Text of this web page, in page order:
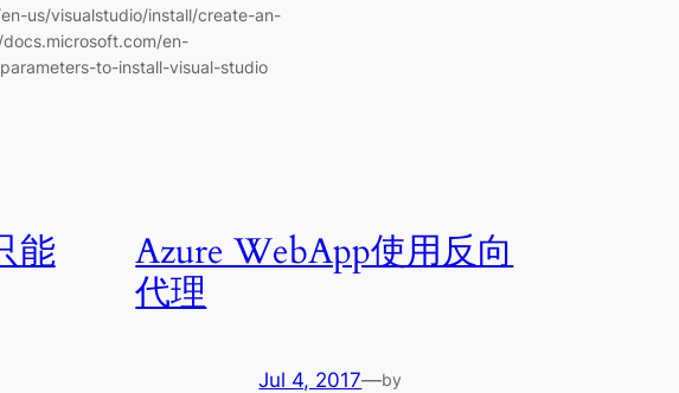
us/visualstudio/install/create-an-
en-
to-install-visual-studio
能
Azure WebApp使用反向
代理
Jul 4, 2017—by